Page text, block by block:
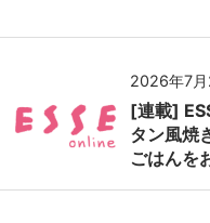
2026年7月
[連載]
タン風焼
ごはんを